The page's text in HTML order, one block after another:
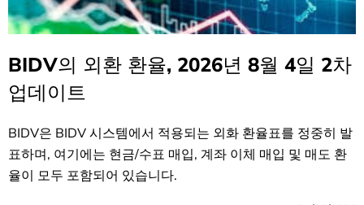
BIDV의 외환 환율, 2026년 8월 4일 2차
업데이트
BIDV은 BIDV 시스템에서 적용되는 외화 환율표를 정중히 발
표하며, 여기에는 현금/수표 매입, 계좌 이체 매입 및 매도 환
율이 모두 포함되어 있습니다.